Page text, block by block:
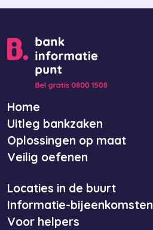
Home
Uitleg bankzaken
Oplossingen op maat
Veilig oefenen
Locaties in de buurt
Informatie-bijeenkomsten
Voor helpers